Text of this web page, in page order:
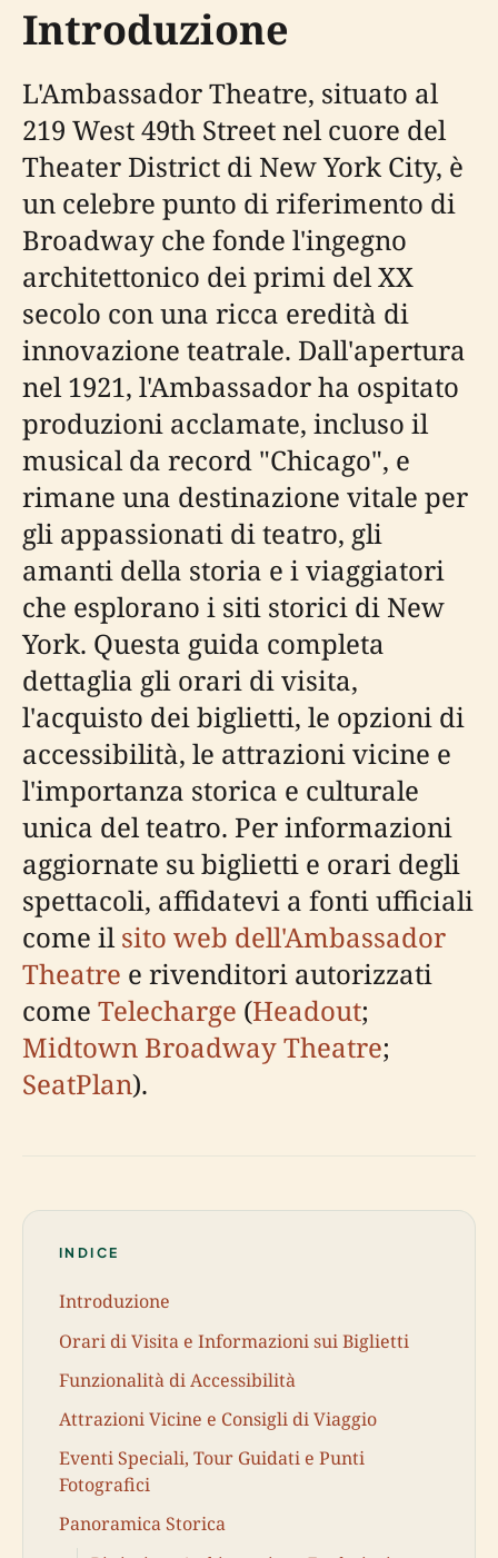
Introduzione
L'Ambassador Theatre, situato al
219 West 49th Street nel cuore del
Theater District di New York City, è
un celebre punto di riferimento di
Broadway che fonde l'ingegno
architettonico dei primi del XX
secolo con una ricca eredità di
innovazione teatrale. Dall'apertura
nel 1921, l'Ambassador ha ospitato
produzioni acclamate, incluso il
musical da record "Chicago", e
rimane una destinazione vitale per
gli appassionati di teatro, gli
amanti della storia e i viaggiatori
che esplorano i siti storici di New
York. Questa guida completa
dettaglia gli orari di visita,
l'acquisto dei biglietti, le opzioni di
accessibilità, le attrazioni vicine e
l'importanza storica e culturale
unica del teatro. Per informazioni
aggiornate su biglietti e orari degli
spettacoli, affidatevi a fonti ufficiali
come ilsito web dell'Ambassador
Theatre e rivenditori autorizzati
come Telecharge (Headout;
Midtown Broadway Theatre;
SeatPlan).
INDICE
Introduzione
Orari di Visita e Informazioni sui Biglietti
Funzionalità di Accessibilità
Attrazioni Vicine e Consigli di Viaggio
Eventi Speciali, Tour Guidati e Punti
Fotografici
Panoramica Storica